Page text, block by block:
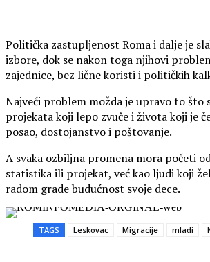
Politička zastupljenost Roma i dalje je
izbore, dok se nakon toga njihovi
zajednice, bez lične koristi i političkih
Najveći problem možda je upravo to što
projekata koji lepo zvuče i života koji je
posao, dostojanstvo i poštovanje.
A svaka ozbiljna promena mora početi
statistika ili projekat, već kao ljudi koji
radom grade budućnost svoje dece.
TAGS Leskovac Migracije mladi